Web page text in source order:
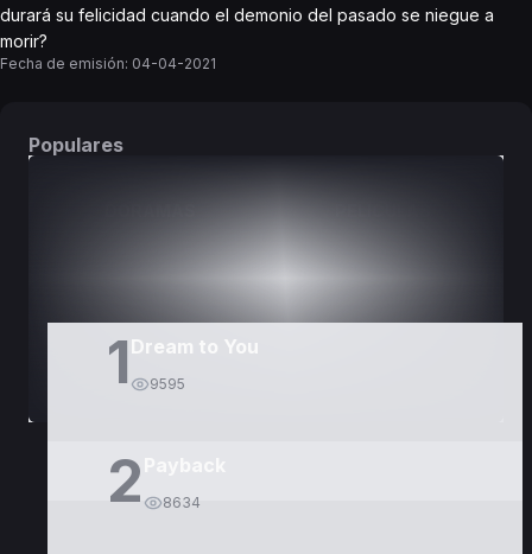
durará su felicidad cuando el demonio del pasado se niegue a
morir?
Fecha de emisión: 04-04-2021
Populares
1 Dream to You
9595
2 8634